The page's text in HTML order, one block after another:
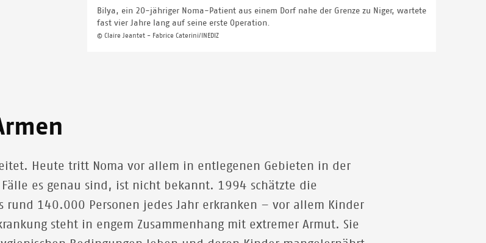
Bilya, ein 20-jähriger Noma-Patient aus einem Dorf nahe der Grenze zu Niger, wartete
fast vier Jahre lang auf seine erste Operation.
© Claire Jeantet - Fabrice Caterini/INEDIZ
Heute tritt Noma vor allem in entlegenen Gebieten in der
es genau sind, ist nicht bekannt. 1994 schätzte die
rund 140.000 Personen jedes Jahr erkranken – vor allem Kinder
steht in engem Zusammenhang mit extremer Armut. Sie